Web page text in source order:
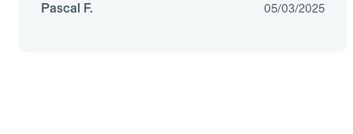
Pascal F. 05/03/2025